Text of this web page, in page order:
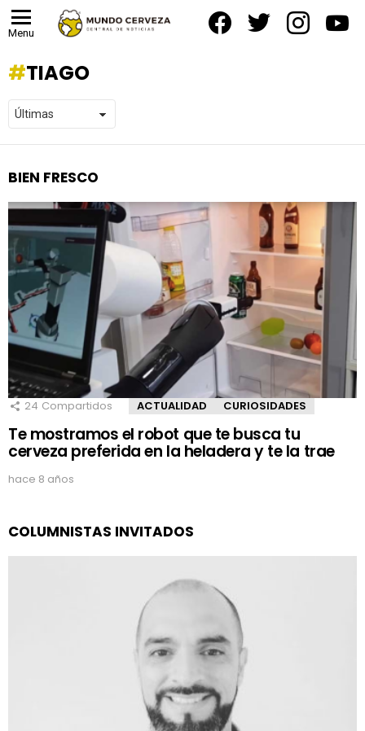
Menu
TIAGO
BIEN FRESCO
24 Compartidos ACTUALIDAD CURIOSIDADES
Te mostramos el robot que te busca tu
cerveza preferida en la heladera y te la trae
hace 8 años
COLUMNISTAS INVITADOS